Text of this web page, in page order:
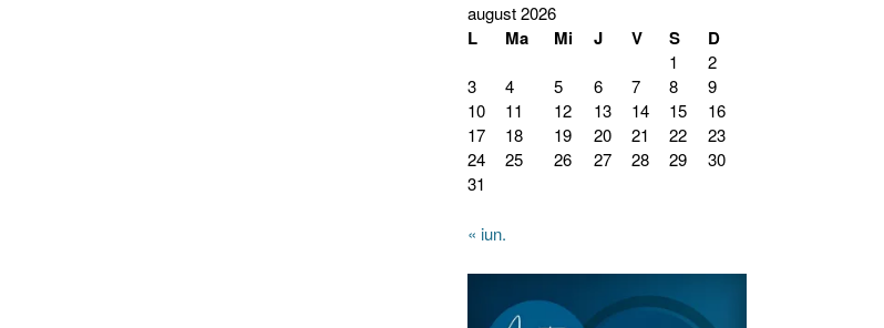
august 2026
L Ma Mi J V S D
1
2
3
4 5 6 7 8
9
10
11 12 13 14 15
16
17
18 19 20 21 22
23
24
25 26 27 28 29
30
31
« iun.